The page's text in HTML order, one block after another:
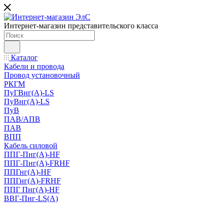
Интернет-магазин представительского класса
Каталог
Кабели и провода
Провод установочный
РКГМ
ПуГВнг(А)-LS
ПуВнг(А)-LS
ПуВ
ПАВ/АПВ
ПАВ
ВПП
Кабель силовой
ППГ-Пнг(А)-HF
ППГ-Пнг(А)-FRHF
ППГнг(А)-HF
ППГнг(А)-FRHF
ППГ Пнг(А)-HF
ВВГ-Пнг-LS(А)